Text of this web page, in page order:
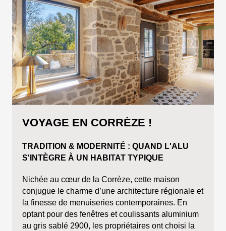
VOYAGE EN CORRÈZE !
TRADITION & MODERNITÉ : QUAND L'ALU
S'INTÈGRE À UN HABITAT TYPIQUE
Nichée au cœur de la Corrèze, cette maison
conjugue le charme d’une architecture régionale et
la finesse de menuiseries contemporaines. En
optant pour des fenêtres et coulissants aluminium
au gris sablé 2900, les propriétaires ont choisi la